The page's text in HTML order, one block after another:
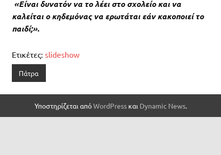
«Είναι δυνατόν να το λέει στο σχολείο και να
καλείται ο κηδεμόνας να ερωτάται εάν κακοποιεί το
παιδί;».
Ετικέτες: slideshow
Πάτρα
Υποστηρίζεται απόWordPressκαι Dynamic News.